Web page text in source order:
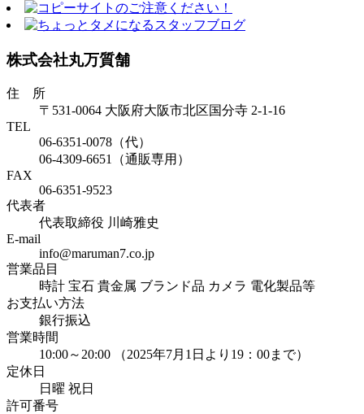
株式会社丸万質舗
住 所
〒531-0064 大阪府大阪市北区国分寺 2-1-16
TEL
06-6351-0078（代）
06-4309-6651（通販専用）
FAX
06-6351-9523
代表者
代表取締役 川崎雅史
E-mail
info@maruman7.co.jp
営業品目
時計 宝石 貴金属 ブランド品 カメラ 電化製品等
お支払い方法
銀行振込
営業時間
10:00～20:00 （2025年7月1日より19：00まで）
定休日
日曜 祝日
許可番号